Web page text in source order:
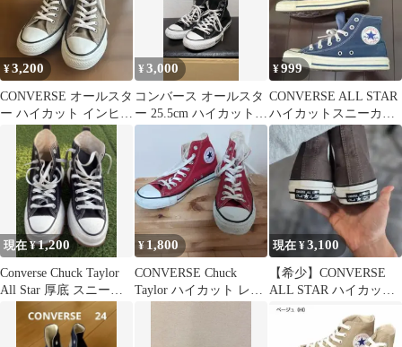
¥3,200
CONVERSE オールスタ
ー ハイカット インヒー
ル HI ベージュ 24cm
¥3,000
コンバース オールスタ
ー 25.5cm ハイカット
ブラック
¥999
CONVERSE ALL STAR
ハイカットスニーカー
ネイビー 24cm
現在 ¥1,200
Converse Chuck Taylor
All Star 厚底 スニーカ
¥ 1,800
CONVERSE Chuck
Taylor ハイカット レッ
現在 ¥3,100
【希少】CONVERSE
ALL STAR ハイカット
スニーカー ブラウン